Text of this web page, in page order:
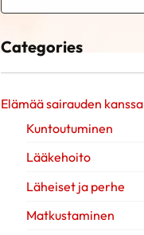
Categories
Elämää sairauden kanssa
Kuntoutuminen
Lääkehoito
Läheiset ja perhe
Matkustaminen